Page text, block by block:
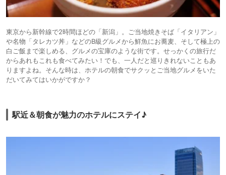
東京から新幹線で2時間ほどの「新潟」。ご当地焼きそば「イタリアン」
や名物「タレカツ丼」などのB級グルメから鮮魚にお蕎麦、そして極上の
白ご飯まで楽しめる、グルメの宝庫のような街です。せっかくの旅行だ
からあれもこれも食べてみたい！でも、一人だと巡りきれないこともあ
りますよね。そんな時は、ホテルの朝食でサクッとご当地グルメをいた
だいてみてはいかがですか？
駅近＆朝食が魅力のホテルにステイ♪